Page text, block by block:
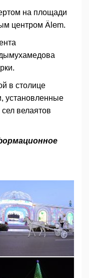
на площади
центром Älem.
в столице
установленные
велаятов